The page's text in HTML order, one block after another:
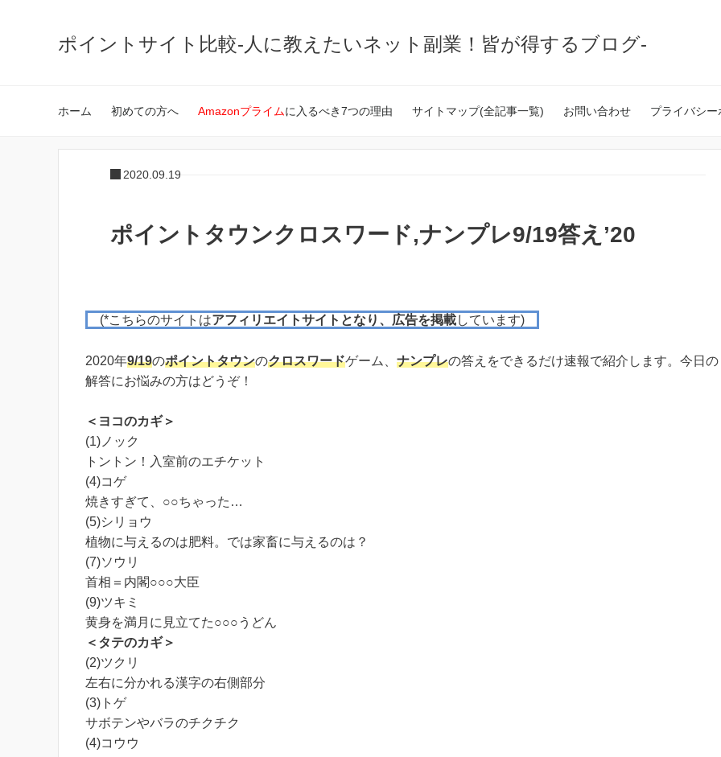
ポイントサイト比較-人に教えたいネット副業！皆が得するブログ-
ホーム 初めての方へ Amazonプライムに入るべき7つの理由 サイトマップ(全記事一覧) お問い合わせ プライバシー
2020.09.19
ポイントタウンクロスワード,ナンプレ9/19答え’20
(*こちらのサイトはアフィリエイトサイトとなり、広告を掲載しています)
2020年9/19のポイントタウンのクロスワードゲーム、 ナンプレの答えをできるだけ速報で紹介します。今日の
解答にお悩みの方はどうぞ！
＜ヨコのカギ＞
(1)ノック
トントン！入室前のエチケット
(4)コゲ
焼きすぎて、○○ちゃった…
(5)シリョウ
植物に与えるのは肥料。では家畜に与えるのは？
(7)ソウリ
首相＝内閣○○○大臣
(9)ツキミ
黄身を満月に見立てた○○○うどん
＜タテのカギ＞
(2)ツクリ
左右に分かれる漢字の右側部分
(3)トゲ
サボテンやバラのチクチク
(4)コウウ